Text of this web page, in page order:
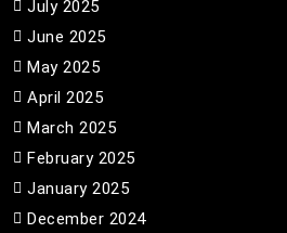
July 2025
June 2025
May 2025
April 2025
March 2025
February 2025
January 2025
December 2024